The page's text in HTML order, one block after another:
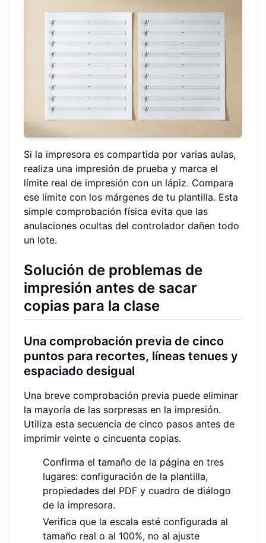
Si la impresora es compartida por varias aulas,
realiza una impresión de prueba y marca el
límite real de impresión con un lápiz. Compara
ese límite con los márgenes de tu plantilla. Esta
simple comprobación física evita que las
anulaciones ocultas del controlador dañen todo
un lote.
Solución de problemas de
impresión antes de sacar
copias para la clase
Una comprobación previa de cinco
puntos para recortes, líneas tenues y
espaciado desigual
Una breve comprobación previa puede eliminar
la mayoría de las sorpresas en la impresión.
Utiliza esta secuencia de cinco pasos antes de
imprimir veinte o cincuenta copias.
Confirma el tamaño de la página en tres
lugares: configuración de la plantilla,
propiedades del PDF y cuadro de diálogo
de la impresora.
Verifica que la escala esté configurada al
tamaño real o al 100%, no al ajuste